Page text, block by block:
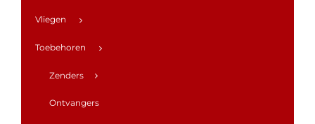
Vliegen
Toebehoren
Zenders
Ontvangers